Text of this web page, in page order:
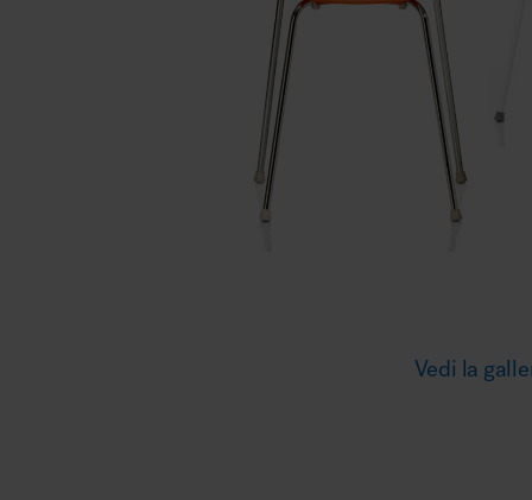
Area riunione e convegni
Vedi la